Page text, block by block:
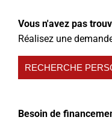
Vous n'avez pas
Réalisez une
RECHERCHE
Besoin de